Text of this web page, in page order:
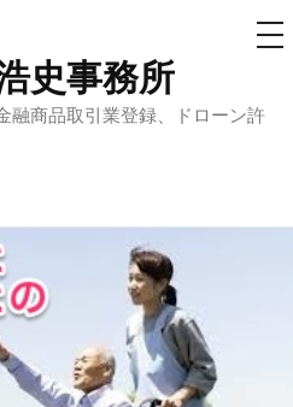
史事務所
融商品取引業登録、ドローン許
メ
ニ